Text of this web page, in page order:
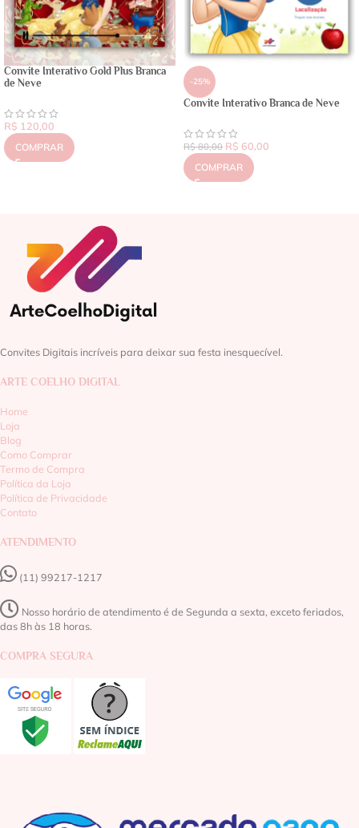
Convite Interativo Gold Plus Branca
de Neve
R$ 120,00
COMPRAR
-25%
Convite Interativo Branca de Neve
R$80,00 R$ 60,00
COMPRAR
Convites Digitais incríveis para deixar sua festa inesquecível.
ARTE COELHO DIGITAL
Home
Loja
Blog
Como Comprar
Termo de Compra
Política da Loja
Política de Privacidade
Contato
ATENDIMENTO
(11) 99217-1217‬
Nosso horário de atendimento é de Segunda a sexta, exceto feriados,
das 8h às 18 horas.
COMPRA SEGURA